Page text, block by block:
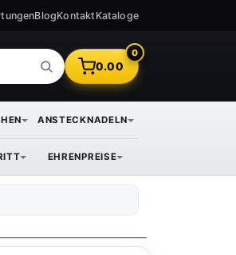
BlogKontakt Kataloge
0.00
0
ANSTECKNADELN
EHRENPREISE